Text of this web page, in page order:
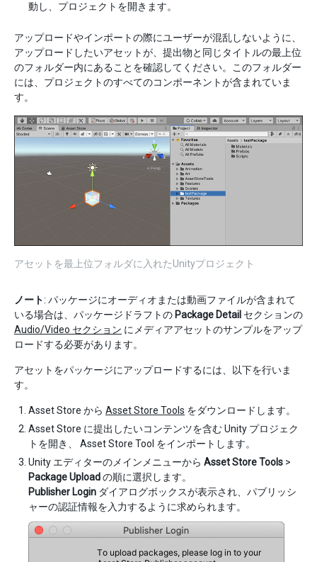
動し、プロジェクトを開きます。
アップロードやインポートの際にユーザーが混乱しないように、
アップロードしたいアセットが、提出物と同じタイトルの最上位
のフォルダー内にあることを確認してください。このフォルダー
には、プロジェクトのすべてのコンポーネントが含まれていま
す。
アセットを最上位フォルダに入れたUnityプロジェクト
ノート: パッケージにオーディオまたは動画ファイルが含まれて
いる場合は、パッケージドラフトの Package Detail セクションの
Audio/Video セクション にメディアアセットのサンプルをアップ
ロードする必要があります。
アセットをパッケージにアップロードするには、以下を行いま
す。
Asset Store から Asset Store Tools をダウンロードします。
Asset Store に提出したいコンテンツを含む Unity プロジェク
トを開き、 Asset Store Tool をインポートします。
Unity エディターのメインメニューから Asset Store Tools >
Package Uploadの順に選択します。
Publisher Login ダイアログボックスが表示され、パブリッシ
ャーの認証情報を入力するように求められます。